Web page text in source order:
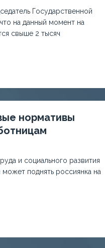
Государственной
на данный момент на
свыше 2 тысяч
нормативы
и социального развития
поднять россиянка на